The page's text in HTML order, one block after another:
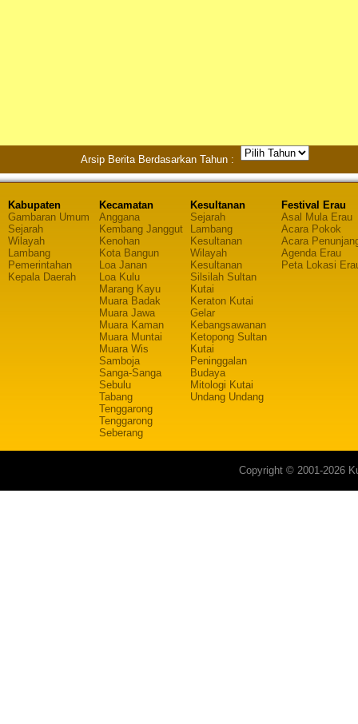
Arsip Berita Berdasarkan Tahun :
Kabupaten
Gambaran Umum
Sejarah
Wilayah
Lambang
Pemerintahan
Kepala Daerah
Kecamatan
Anggana
Kembang Janggut
Kenohan
Kota Bangun
Loa Janan
Loa Kulu
Marang Kayu
Muara Badak
Muara Jawa
Muara Kaman
Muara Muntai
Muara Wis
Samboja
Sanga-Sanga
Sebulu
Tabang
Tenggarong
Tenggarong
Seberang
Kesultanan
Sejarah
Lambang
Kesultanan
Wilayah
Kesultanan
Silsilah Sultan
Kutai
Keraton Kutai
Gelar
Kebangsawanan
Ketopong Sultan
Kutai
Peninggalan
Budaya
Mitologi Kutai
Undang Undang
Festival Erau
Asal Mula Erau
Acara Pokok
Acara
Agenda Erau
Peta Lokasi
Copyright © 2001-2026